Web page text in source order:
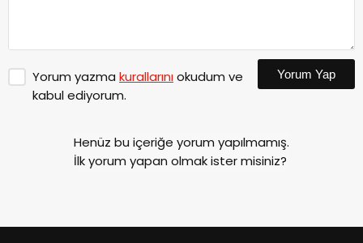
Yorum yazma kurallarınıokudum ve
kabul ediyorum.
Yorum Yap
Henüz bu içeriğe yorum yapılmamış.
İlk yorum yapan olmak ister misiniz?